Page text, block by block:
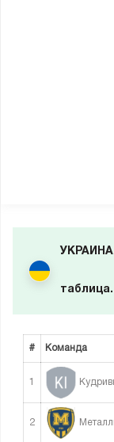
# Команда
1
2